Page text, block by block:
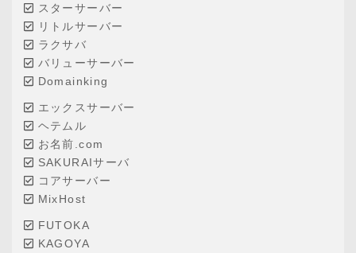
スターサーバー
リトルサーバー
ラクサバ
バリューサーバー
Domainking
エックスサーバー
ヘテムル
お名前.com
SAKURAIサーバ
コアサーバー
MixHost
FUTOKA
KAGOYA